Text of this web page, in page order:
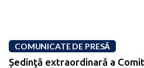
COMUNICATE DE PRESĂ
Ședinţă extraordinară a